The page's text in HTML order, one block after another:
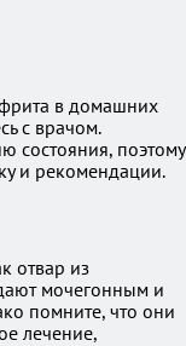
в домашних
с врачом.
состояния, поэтому
и рекомендации.
отвар из
мочегонным и
помните, что они
лечение,